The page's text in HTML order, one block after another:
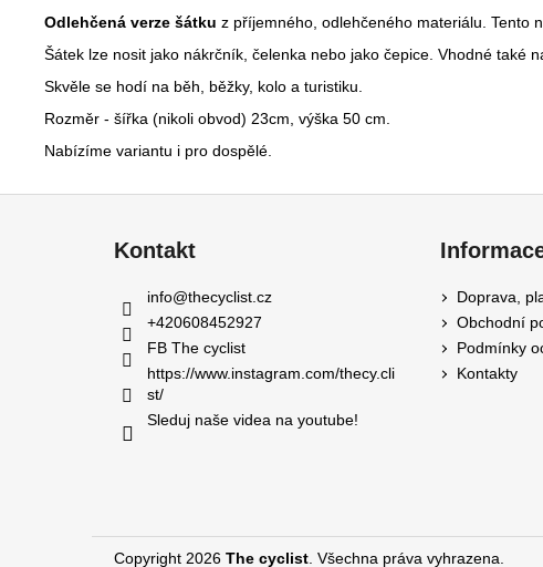
Odlehčená verze šátku z příjemného, odlehčeného materiálu. Tento
Šátek lze nosit jako nákrčník, čelenka nebo jako čepice. Vhodné také
Skvěle se hodí na běh, běžky, kolo a turistiku.
Rozměr - šířka (nikoli obvod) 23cm, výška 50 cm.
Nabízíme variantu i pro dospělé.
Kontakt
info@thecyclist.cz
+420608452927
FB The cyclist
https://www.instagram.com/thecy.cli
st/
Sleduj naše videa na youtube!
Doprava,
Obchodní
Podmínky
Kontakty
Copyright 2026 The cyclist . Všechna práva vyhrazena.